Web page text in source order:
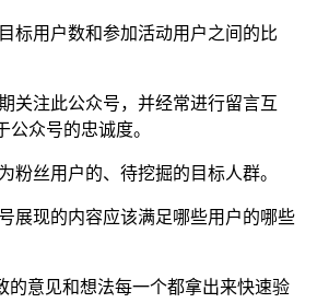
标用户数和参加活动用户之间的比
关注此公众号，并经常进行留言互
众号的忠诚度。
粉丝用户的、待挖掘的目标人群。
展现的内容应该满足哪些用户的哪些
的意见和想法每一个都拿出来快速验